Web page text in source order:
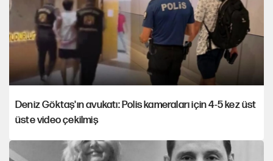
Deniz Göktaş'ın avukatı: Polis kameraları için 4-5 kez üst
üste video çekilmiş